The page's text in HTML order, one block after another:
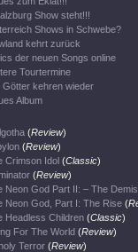
Show steht!!!
Shows in Schwebe?
kehrt zurück
der neuen Songs online
Tourtermine
Götter kehren wieder
Album
(Review)
(Review)
Crimson Idol (Classic)
(Review)
Neon God Part II: – The
Neon God, Part I: The Rise (
Headless Children (Classic)
For The World (Review)
Terror (Review)